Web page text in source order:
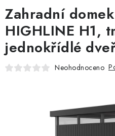
Grily a ohniště
Vytápění
Kontakty
Zahradní
HIGHLINE H1,
jednokřídlé
Neohodnoceno